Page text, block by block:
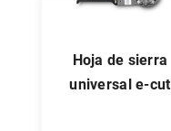
hoja de sierra
universal e-cut